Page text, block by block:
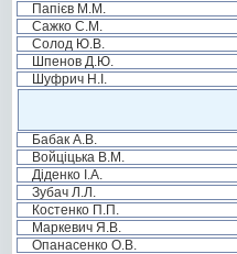
Папієв М.М.
Сажко С.М.
Солод Ю.В.
Шпенов Д.Ю.
Шуфрич Н.І.
Бабак А.В.
Войціцька В.М.
Діденко І.А.
Зубач Л.Л.
Костенко П.П.
Маркевич Я.В.
Опанасенко О.В.